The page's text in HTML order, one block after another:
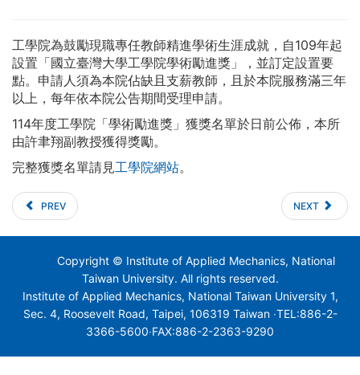
工學院為鼓勵現職專任教師精進學術生涯成就，自109年起
設置「國立臺灣大學工學院學術勵進獎」，並訂定設置要
點。申請人須為本院佔缺且支薪教師，且於本院服務滿三年
以上，每年依本院公告期間受理申請。
114年度工學院「學術勵進獎」獲獎名單於日前公佈，本所
由許聿翔副教授獲得獎勵。
完整獲獎名單請見工學院網站。
PREV NEXT
Copyright © Institute of Applied Mechanics, National
Taiwan University. All rights reserved.
Institute of Applied Mechanics, National Taiwan University 1,
Sec. 4, Roosevelt Road, Taipei, 106319 Taiwan ‧TEL:886-2-
3366-5600‧FAX:886-2-2363-9290